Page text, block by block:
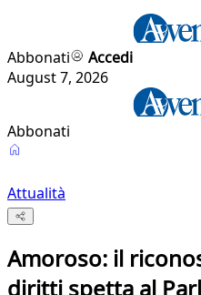
Abbonati
Accedi
August 7, 2026
Abbonati
Attualità
Amoroso: il
diritti spetta al